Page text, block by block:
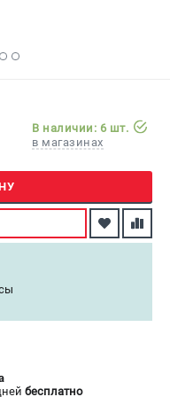
В наличии: 6 шт.
в магазинах
бесплатно